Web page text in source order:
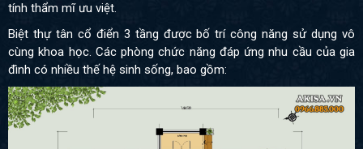
tính thẩm mĩ ưu việt.
Biệt thự tân cổ điển 3 tầng được bố trí công năng sử dụng vô
cùng khoa học. Các phòng chức năng đáp ứng nhu cầu của gia
đình có nhiều thế hệ sinh sống, bao gồm: